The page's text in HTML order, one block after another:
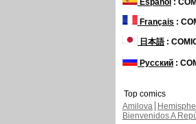
Español :
Français :
日本語:
Русский :
Top comics
Amilova
Bienvenidos A